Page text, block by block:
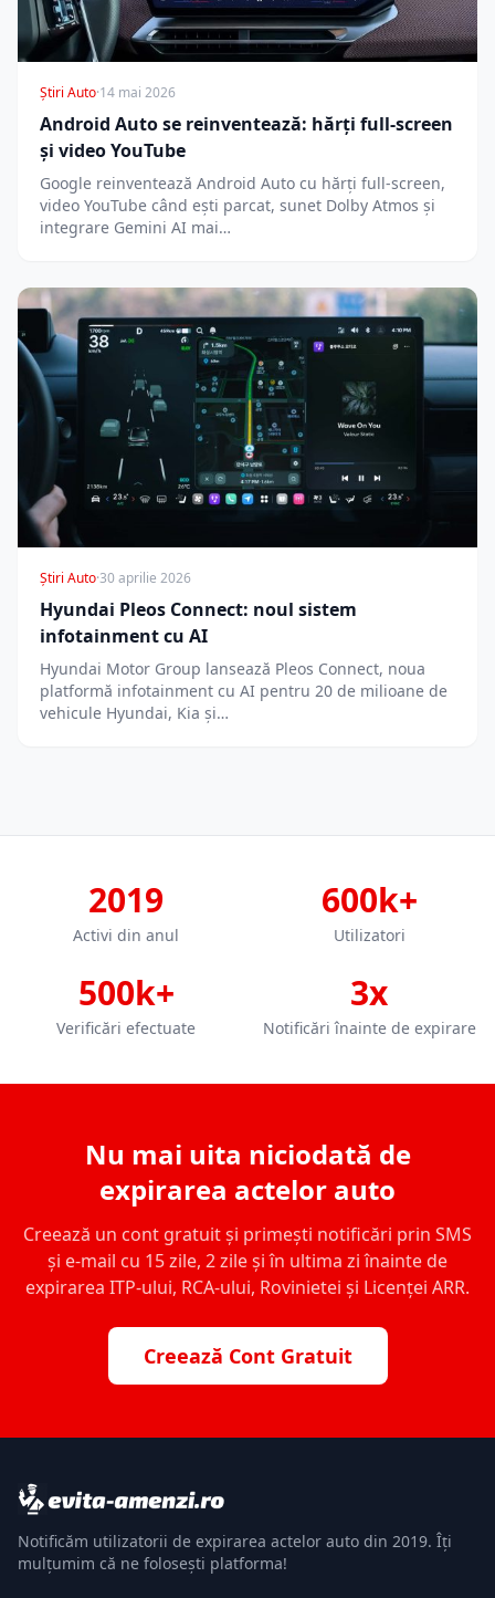
Știri Auto·14 mai 2026
Android Auto se reinventează: hărți full-screen
și video YouTube
Google reinventează Android Auto cu hărți full-screen,
video YouTube când ești parcat, sunet Dolby Atmos și
integrare Gemini AI mai…
Știri Auto·30 aprilie 2026
Hyundai Pleos Connect: noul sistem
infotainment cu AI
Hyundai Motor Group lansează Pleos Connect, noua
platformă infotainment cu AI pentru 20 de milioane de
vehicule Hyundai, Kia și…
2019
Activi din anul
600k+
Utilizatori
500k+
Verificări efectuate
3x
Notificări înainte de expirare
Nu mai uita niciodată de
expirarea actelor auto
Creează un cont gratuit și primești notificări prin SMS
și e-mail cu 15 zile, 2 zile și în ultima zi înainte de
expirarea ITP-ului, RCA-ului, Rovinietei și Licenței ARR.
Creează Cont Gratuit
Notificăm utilizatorii de expirarea actelor auto din 2019. Îți
mulțumim că ne folosești platforma!